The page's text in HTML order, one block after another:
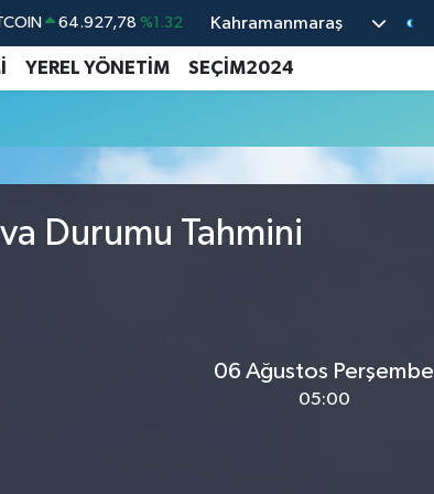
64.927,78 %1.32
DOLAR 47,5971 %0.05
ALTIN 6527.85 %0.54
BİST100 %11
Kahramanmaraş
YEREL YÖNETİM SEÇİM2024
Durumu Tahmini
06 Ağustos Perşembe
05:00